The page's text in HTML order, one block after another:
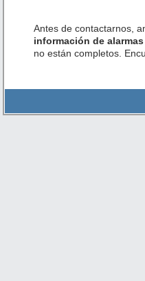
Antes de contactarnos,
información de alarmas
no están completos.